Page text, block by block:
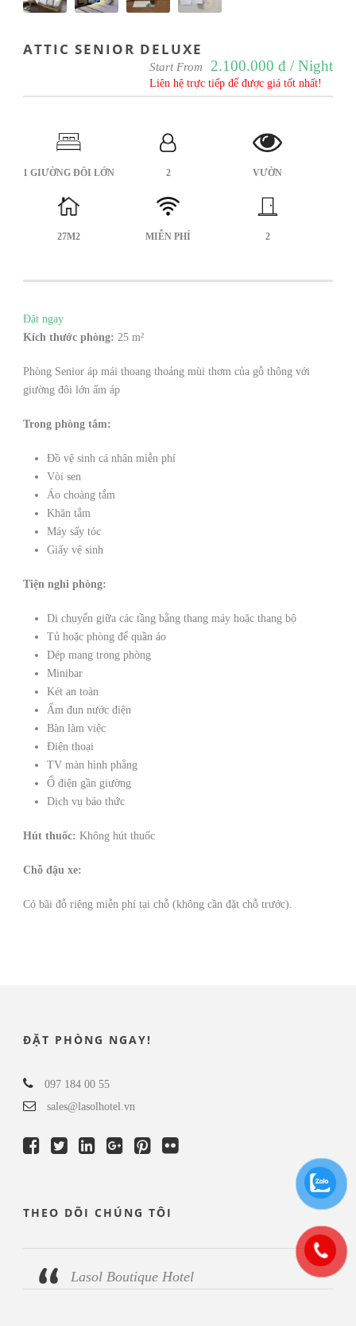
ATTIC SENIOR DELUXE
Start From 2.100.000 đ / Night
Liên hệ trực tiếp để được giá tốt nhất!
1 GIƯỜNG ĐÔI LỚN 2 VƯỜN
27M2 MIỄN PHÍ 2
Đặt ngay
Kích thước phòng: 25 m²
Phòng Senior áp mái thoang thoảng mùi thơm của gỗ thông với
giường đôi lớn ấm áp
Trong phòng tắm:
Đồ vệ sinh cá nhân miễn phí
Vòi sen
Áo choàng tắm
Khăn tắm
Máy sấy tóc
Giấy vệ sinh
Tiện nghi phòng: ​
Di chuyển giữa các tầng bằng thang máy hoặc thang bộ
Tủ hoặc phòng để quần áo
Dép mang trong phòng
Minibar
Két an toàn
Ấm đun nước điện
Bàn làm việc
Điện thoại
TV màn hình phẳng
Ổ điện gần giường
Dịch vụ báo thức
Hút thuốc: ​ Không hút thuốc
Chỗ đậu xe:
Có bãi đỗ riêng miễn phí tại chỗ (không cần đặt chỗ trước).
ĐẶT PHÒNG NGAY!
097 184 00 55
sales@lasolhotel.vn
THEO DÕI CHÚNG TÔI
Lasol Boutique Hotel